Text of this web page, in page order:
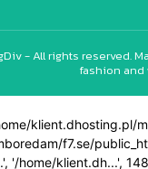
- All rights reserved.
fashion and
f7.se/
'/home/klient.dh...',